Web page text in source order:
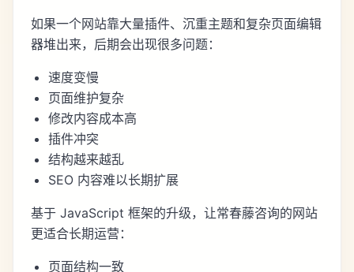
如果一个网站靠大量插件、沉重主题和复杂页面编辑
器堆出来，后期会出现很多问题：
速度变慢
页面维护复杂
修改内容成本高
插件冲突
结构越来越乱
SEO 内容难以长期扩展
基于 JavaScript 框架的升级，让常春藤咨询的网站
更适合长期运营：
页面结构一致